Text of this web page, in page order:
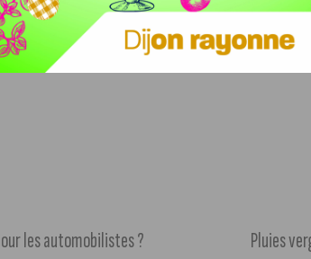
mis en service tout au long de la soirée (suivre
les automobilistes ? Pluies